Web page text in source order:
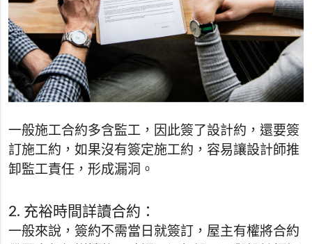
一般施工合約多含監工，因此簽了設計約，還要簽
訂施工約，如果沒有簽定施工約，容易讓設計師推
卸監工責任，形成漏洞。
2. 充裕時間詳讀合約：
一般來說，簽約不需當日就簽訂，屋主有權將合約